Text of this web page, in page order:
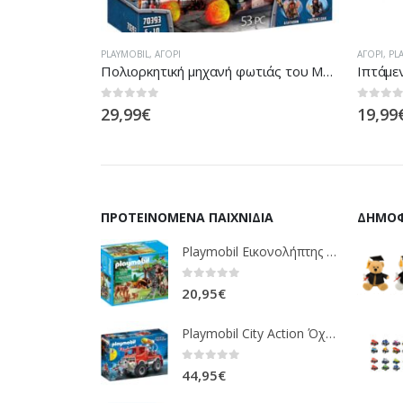
ΑΓΌΡΙ,PLAYMOBIL
Ιπτάμενο Mega Drone
19,99€ 9,50€
ΠΡΟΤΕΙΝΌΜΕΝΑ ΠΑΙΧΝΊΔΙΑ
Playmobil Εικονολήπτης Και Οικογένεια Από Λύγκες 5561
20,95€
Playmobil City Action Όχημα Πυροσβεστικής Με Τροχαλία Ρυμούλκησης 9466
44,95€